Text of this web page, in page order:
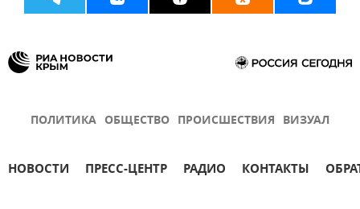
ПОЛИТИКА ОБЩЕСТВО ПРОИСШЕСТВИЯ ВИЗУАЛ
НОВОСТИ ПРЕСС-ЦЕНТР РАДИО КОНТАКТЫ